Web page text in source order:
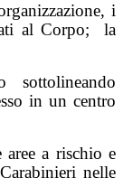
i
al Corpo;
la
sottolineando
in un centro
aree a rischio e
nelle